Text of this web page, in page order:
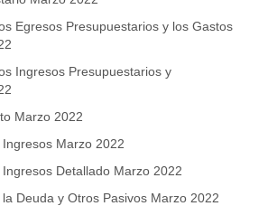
Egresos Presupuestarios y los Gastos
Ingresos Presupuestarios y
Marzo 2022
Marzo 2022
Detallado Marzo 2022
Deuda y Otros Pasivos Marzo 2022